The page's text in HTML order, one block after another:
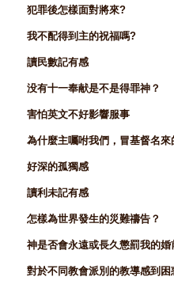
犯罪後怎樣面對將來?
我不配得到主的祝福嗎?
讀民數記有感
没有十一奉献是不是得罪神？
害怕英文不好影響服事
為什麼主囑咐我們，冒基督名來
好深的孤獨感
讀利未記有感
怎樣為世界發生的災難禱告？
神是否會永遠或長久懲罰我的婚
對於不同教會派別的教導感到困